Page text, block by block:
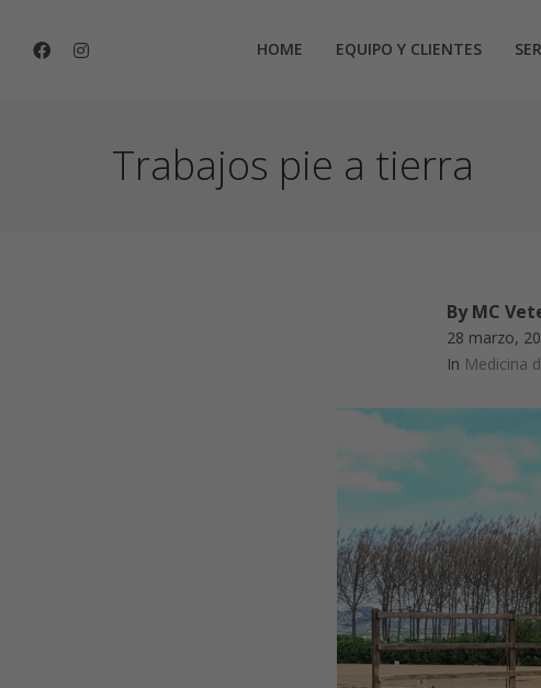
HOME EQUIPO Y CLIENTES
Trabajos pie a tierra
ByMC
28 marzo,
In Medicina